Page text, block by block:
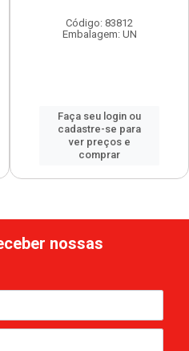
Código: 83812
Embalagem: UN
Faça seu login ou
cadastre-se para
ver preços e
comprar
nossas